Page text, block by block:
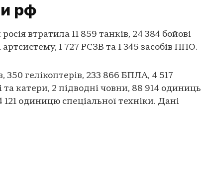
рф
втратила 11 859 танків, 24 384 бойові
1 727 РСЗВ та 1 345 засобів ППО.
350 гелікоптерів, 233 866 БПЛА, 4 517
та катери, 2 підводні човни, 88 914 одиниць
121 одиницю спеціальної техніки. Дані